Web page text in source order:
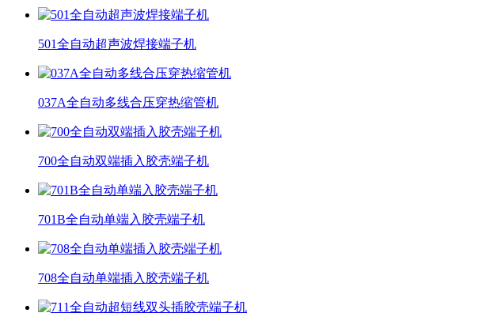
501全自动超声波焊接端子机
037A全自动多线合压穿热缩管机
700全自动双端插入胶壳端子机
701B全自动单端入胶壳端子机
708全自动单端插入胶壳端子机